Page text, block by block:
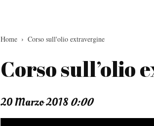
Home Corso sull'olio extravergine
Corso sull’olio
20 Marzo 2018 0:00